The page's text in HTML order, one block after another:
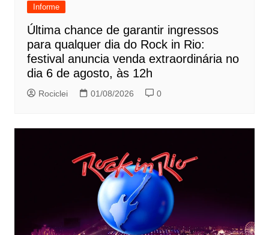
Informe
Última chance de garantir ingressos
para qualquer dia do Rock in Rio:
festival anuncia venda extraordinária no
dia 6 de agosto, às 12h
Rociclei 01/08/2026 0